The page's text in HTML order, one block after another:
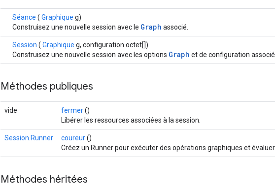
Séance ( Graphique g)
Construisez une nouvelle session avec le Graph associé.
Session ( Graphique g, configuration octet[])
Construisez une nouvelle session avec les options Graph et de configuration
Méthodes publiques
vide fermer()
Libérer les ressources associées à la session.
Session.Runner coureur()
Créez un Runner pour exécuter des opérations graphiques et évaluer
Méthodes héritées